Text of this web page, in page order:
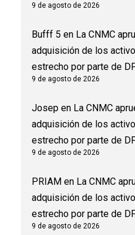
9 de agosto de 2026
Bufff 5 en La CNMC
adquisición de los
estrecho por parte de
9 de agosto de 2026
Josep en La CNMC
adquisición de los
estrecho por parte de
9 de agosto de 2026
PRIAM en La CNMC
adquisición de los
estrecho por parte de
9 de agosto de 2026